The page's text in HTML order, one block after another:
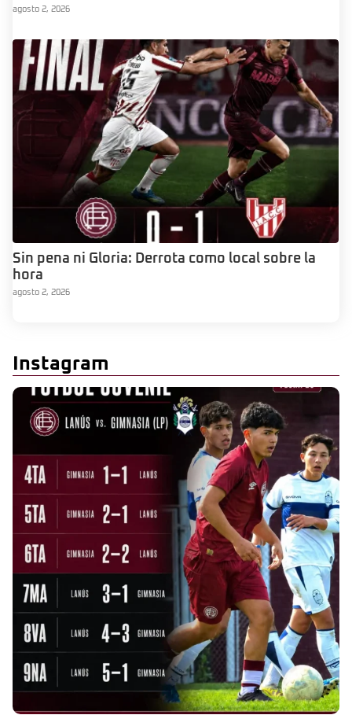
agosto 2, 2026
Sin pena ni Gloria: Derrota como local sobre la
hora
agosto 2, 2026
Instagram